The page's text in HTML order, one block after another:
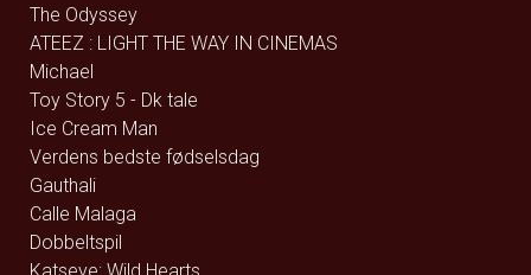
The Odyssey
ATEEZ : LIGHT THE WAY IN CINEMAS
Michael
Toy Story 5 - Dk tale
Ice Cream Man
Verdens bedste fødselsdag
Gauthali
Calle Malaga
Dobbeltspil